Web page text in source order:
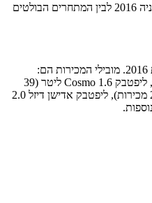
השוואת רמות הגימור של אופל אינסיגניה 2016 לבין המתחרים הבולטים
194 רכבי אופל אינסיגניה נמכרו בשנת 2016. מובילי המכירות הם:
ליפטבק אדישן 1.6 ליטר (89 מכירות), ליפטבק Cosmo 1.6 ליטר (39
מכירות), ליפטבק אדישן 2.0 ליטר (27 מכירות), ליפטבק אדישן דיזל 2.0